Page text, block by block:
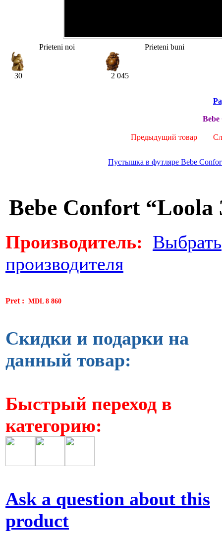
Prieteni noi
30
Prieteni buni
2 045
Предыдущий товар
Пустышка в футляре Bebe
Bebe Confort “Loola
Производитель: Выбрать
производителя
Pret : MDL 8 860
Скидки и подарки на
данный товар:
Быстрый переход в
категорию:
Ask a question about this
product